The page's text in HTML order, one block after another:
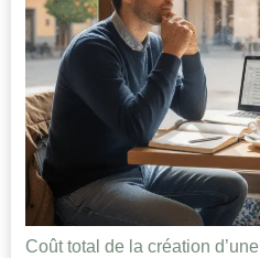
Coût total de la création